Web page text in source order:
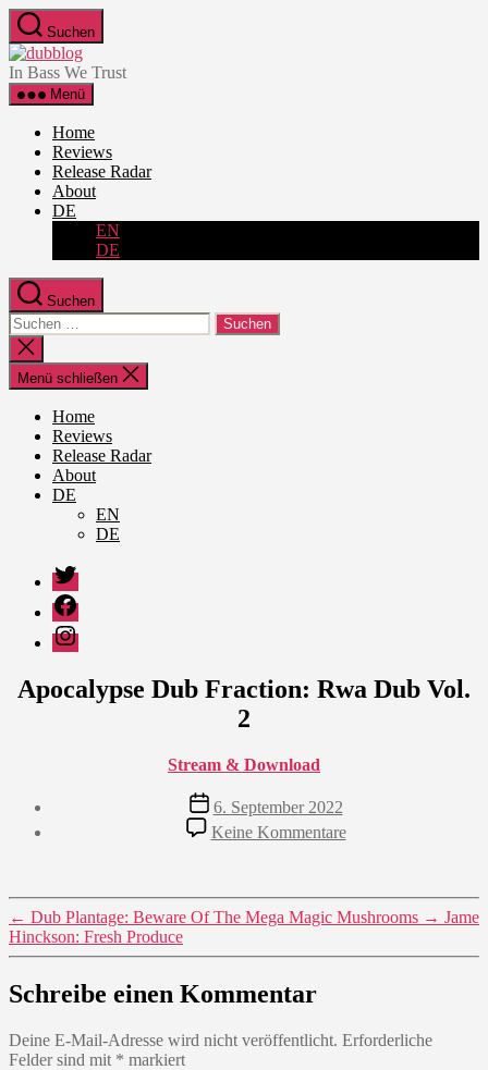
Zum
Inhalt
springen
Suchen
dubblog
In Bass We Trust
Menü
Home
Reviews
Release Radar
About
DE
EN
DE
Suchen
Suche
nach:
Suche
schließen
Menü schließen
Home
Reviews
Release Radar
About
DE
EN
DE
Twitter
Facebook
Instagram
Apocalypse Dub Fraction: Rwa Dub Vol.
2
Stream & Download
Veröffentlichungsdatum
6. September 2022
Keine Kommentarezu
Apocalypse
Rwa
Dub
2
← Dub Plantage: Beware Of The Mega Magic Mushrooms → Jame
Hinckson: Fresh Produce
Schreibe einen Kommentar
Deine E-Mail-Adresse wird nicht veröffentlicht. Erforderliche
Felder sind mit * markiert